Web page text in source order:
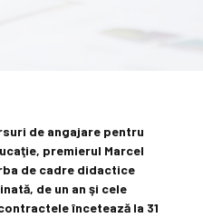
de angajare pentru
premierul Marcel
de cadre didactice
de un an şi cele
încetează la 31